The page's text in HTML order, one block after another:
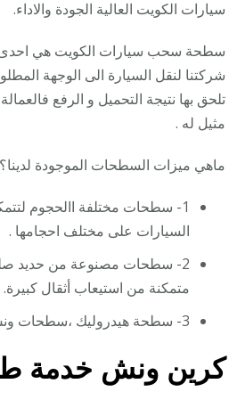
سيارات الكويت العالية الجودة والاداء.
سطحة سحب سيارات الكويت هي احدى
شركتنا لنقل السيارة الى الوجهة
تلحق بها نتيجة التحميل و الرفع
مثيل له .
ماهي ميزات السطحات الموجودة لدينا؟
1- سطحات مختلفة االحجوم
السيارات على مختلف احجامها .
2- سطحات مصنوعة من حديد
متمكنة من استيعاب أثقال كبيرة.
3- سطحة هيدروليك ،سطحات ونش، سطحة كرين وغيرها.
كرين ونش خدمة